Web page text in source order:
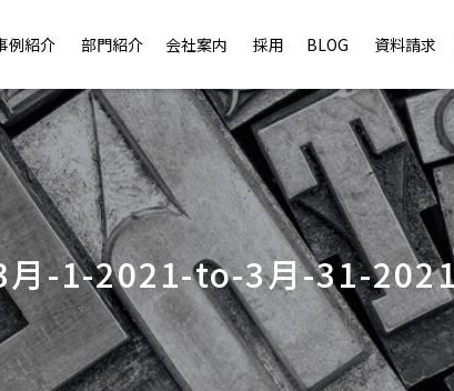
例紹介 部門紹介 会社案内 採用 BLOG 資料請求
月-1-2021-to-3月-31-